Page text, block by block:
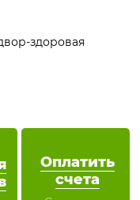
Оплатить
счета
здоровая